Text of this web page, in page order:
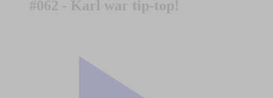
#062 - Karl war tip-top!